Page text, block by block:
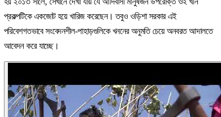
প্রকল্পটিকে একজোট হয়ে খারিজ করেছেন। তবুও ওড়িশা সরকার এই
পরিবেশগতভাবে সংবেদনশীল-পাহাড়গুলিকে খননের অনুমতি চেয়ে অনবরত আদালতে
আবেদন করে যাচ্ছে।